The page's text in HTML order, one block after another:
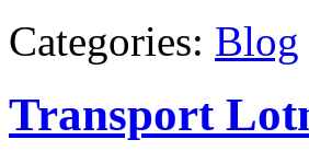
Categories: Blog
Transport